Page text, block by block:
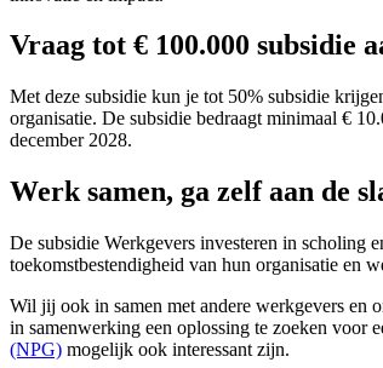
Vraag tot € 100.000 subsidie
Met deze subsidie kun je tot 50% subsidie
organisatie. De subsidie bedraagt minimaal €
december 2028.
Werk samen, ga zelf aan de
De subsidie Werkgevers investeren in
toekomstbestendigheid van hun organisatie en
Wil jij ook in samen met andere werkgevers en
in samenwerking een oplossing te zoeken voor
(NPG) mogelijk ook interessant zijn.